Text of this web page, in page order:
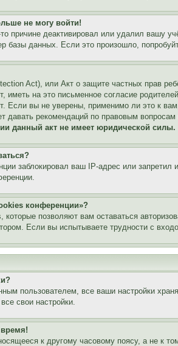
не могу войти!
причине деактивировал или удалил вашу
данных. Если это произошло,
Act), или Акт о защите частных прав
иметь на это письменное согласие
Если вы не уверены, применимо ли это к
давать рекомендаций по правовым
данный акт не имеет юридической силы.
заблокировал ваш IP-адрес или
конференции»?
позволяют вам оставаться
Если вы испытываете трудности с
пользователем, все ваши настройки
свои настройки.
к другому часовому поясу, а не к